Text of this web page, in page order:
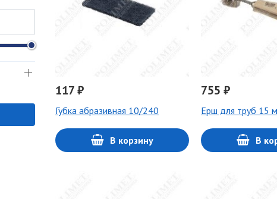
117 ₽
Губка абразивная 10/240
В корзину
755 ₽
Ерш для труб 15
В